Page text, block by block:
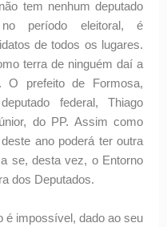
tem nenhum deputado
período eleitoral, é
de todos os lugares.
terra de ninguém daí a
O prefeito de Formosa,
federal, Thiago
do PP. Assim como
ano poderá ter outra
se, desta vez, o Entorno
dos Deputados.
é impossível, dado ao seu